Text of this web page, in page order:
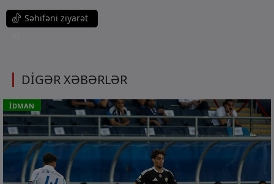
Səhifəni ziyarət
DİGƏR XƏBƏRLƏR
İDMAN